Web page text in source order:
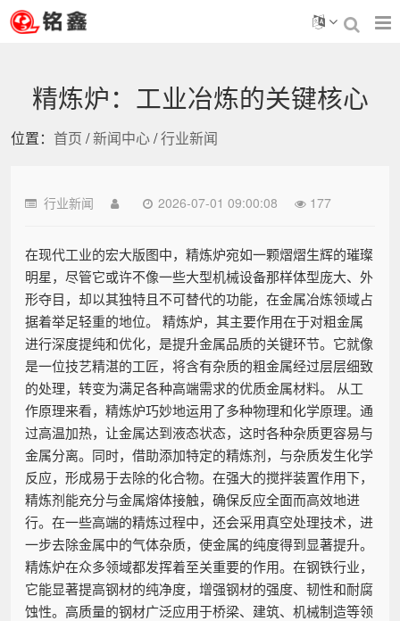
精炼炉：工业冶炼的关键核心
位置： 首页 /新闻中心/行业新闻
行业新闻 2026-07-01 09:00:08 177
在现代工业的宏大版图中，精炼炉宛如一颗熠熠生辉的璀璨
明星，尽管它或许不像一些大型机械设备那样体型庞大、外
形夺目，却以其独特且不可替代的功能，在金属冶炼领域占
据着举足轻重的地位。 精炼炉，其主要作用在于对粗金属
进行深度提纯和优化，是提升金属品质的关键环节。它就像
是一位技艺精湛的工匠，将含有杂质的粗金属经过层层细致
的处理，转变为满足各种高端需求的优质金属材料。 从工
作原理来看，精炼炉巧妙地运用了多种物理和化学原理。通
过高温加热，让金属达到液态状态，这时各种杂质更容易与
金属分离。同时，借助添加特定的精炼剂，与杂质发生化学
反应，形成易于去除的化合物。在强大的搅拌装置作用下，
精炼剂能充分与金属熔体接触，确保反应全面而高效地进
行。在一些高端的精炼过程中，还会采用真空处理技术，进
一步去除金属中的气体杂质，使金属的纯度得到显著提升。
精炼炉在众多领域都发挥着至关重要的作用。在钢铁行业，
它能显著提高钢材的纯净度，增强钢材的强度、韧性和耐腐
蚀性。高质量的钢材广泛应用于桥梁、建筑、机械制造等领